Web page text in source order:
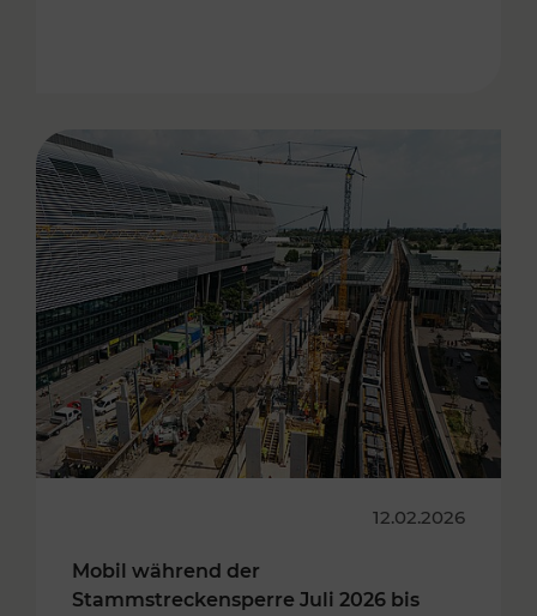
12.02.2026
Mobil während der
Stammstreckensperre Juli 2026 bis